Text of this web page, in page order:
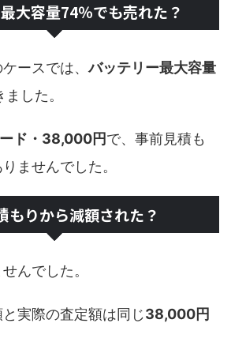
大容量74％でも売れた？
ースでは、バッテリー最大容量
した。
ド・38,000円で、事前見積も
ませんでした。
もりから減額された？
んでした。
実際の査定額は同じ38,000円